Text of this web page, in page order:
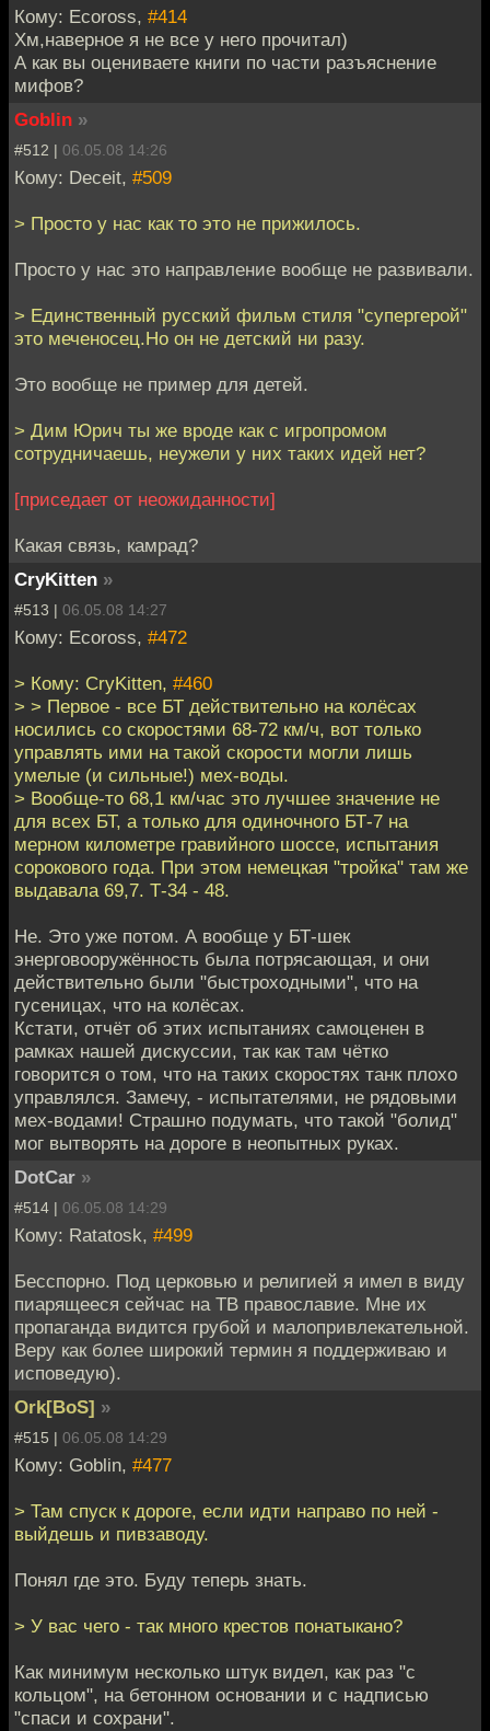
Кому: Ecoross, #414
Хм,наверное я не все у него прочитал)
А как вы оцениваете книги по части разъяснение
мифов?
Goblin »
#512 | 06.05.08 14:26
Кому: Deceit, #509
> Просто у нас как то это не прижилось.
Просто у нас это направление вообще не развивали.
> Единственный русский фильм стиля "супергерой"
это меченосец.Но он не детский ни разу.
Это вообще не пример для детей.
> Дим Юрич ты же вроде как с игропромом
сотрудничаешь, неужели у них таких идей нет?
[приседает от неожиданности]
Какая связь, камрад?
CryKitten »
#513 | 06.05.08 14:27
Кому: Ecoross, #472
> Кому: CryKitten, #460
> > Первое - все БТ действительно на колёсах
носились со скоростями 68-72 км/ч, вот только
управлять ими на такой скорости могли лишь
умелые (и сильные!) мех-воды.
> Вообще-то 68,1 км/час это лучшее значение не
для всех БТ, а только для одиночного БТ-7 на
мерном километре гравийного шоссе, испытания
сорокового года. При этом немецкая "тройка" там же
выдавала 69,7. Т-34 - 48.
Не. Это уже потом. А вообще у БТ-шек
энерговооружённость была потрясающая, и они
действительно были "быстроходными", что на
гусеницах, что на колёсах.
Кстати, отчёт об этих испытаниях самоценен в
рамках нашей дискуссии, так как там чётко
говорится о том, что на таких скоростях танк плохо
управлялся. Замечу, - испытателями, не рядовыми
мех-водами! Страшно подумать, что такой "болид"
мог вытворять на дороге в неопытных руках.
DotCar »
#514 | 06.05.08 14:29
Кому: Ratatosk, #499
Бесспорно. Под церковью и религией я имел в виду
пиарящееся сейчас на ТВ православие. Мне их
пропаганда видится грубой и малопривлекательной.
Веру как более широкий термин я поддерживаю и
исповедую).
Ork[BoS] »
#515 | 06.05.08 14:29
Кому: Goblin, #477
> Там спуск к дороге, если идти направо по ней -
выйдешь и пивзаводу.
Понял где это. Буду теперь знать.
> У вас чего - так много крестов понатыкано?
Как минимум несколько штук видел, как раз "с
кольцом", на бетонном основании и с надписью
"спаси и сохрани".